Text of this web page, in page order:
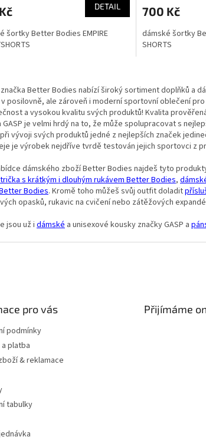
DETAIL
šortky Better Bodies EMPIRE
700 Kč
dámské šortky
SHORTS
Better Bodies nabízí široký sortiment doplňků a
posilovně, ale zároveň i moderní sportovní oblečení
a vysokou kvalitu svých produktů! Kvalita
GASP je velmi hrdý na to, že může spolupracovat s
vývoji svých produktů jedné z nejlepších značek
je výrobek nejdříve tvrdě testován jejich sportovci z
dámského zboží Better Bodies najdeš tyto
s krátkým i dlouhým rukávem Better Bodies,
Bodies. Kromě toho můžeš svůj outfit doladit
opasků, rukavic na cvičení nebo zátěžových
jsou už i dámské a unisexové kousky značky GASP a
pro vás
podmínky
platba
& reklamace
tabulky
Přijímáme